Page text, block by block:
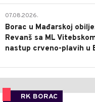
07.08.2026.
Borac u Mađarskoj
Revanš sa ML
nastup crveno-plavih u
RK BORAC